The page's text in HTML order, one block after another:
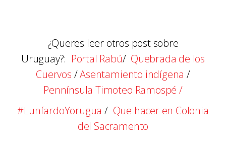
¿Queres leer otros post sobre
Uruguay?: Portal Rabú/ Quebrada de los
Cuervos /Asentamiento indígena /
Pennínsula Timoteo Ramospé /
#LunfardoYorugua / Que hacer en Colonia
del Sacramento